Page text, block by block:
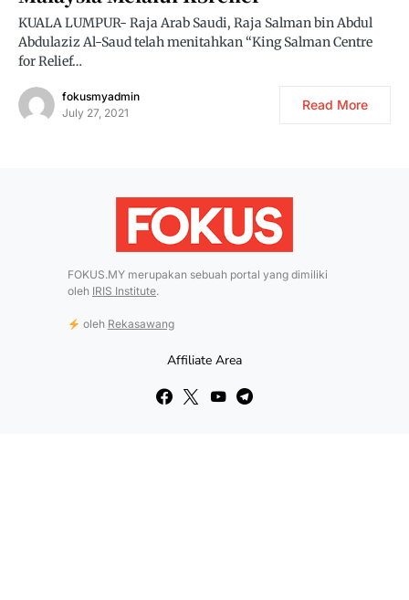
KUALA LUMPUR- Raja Arab Saudi, Raja Salman bin Abdul
Abdulaziz Al-Saud telah menitahkan “King Salman Centre
for Relief…
fokusmyadmin
July 27, 2021
Read More
FOKUS.MY merupakan sebuah portal yang dimiliki
oleh IRIS Institute.
oleh Rekasawang
Affiliate Area